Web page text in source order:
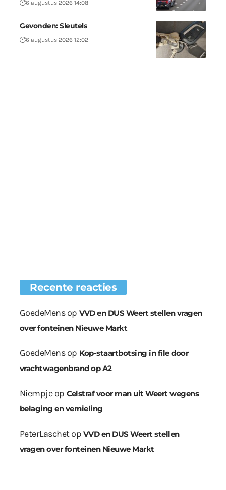
6 augustus 2026 14:08
Gevonden: Sleutels
6 augustus 2026 12:02
Recente reacties
GoedeMensop VVD en DUS Weert stellen vragen
over fonteinen Nieuwe Markt
GoedeMensop Kop-staartbotsing in file door
vrachtwagenbrand op A2
Niempjeop Celstraf voor man uit Weert wegens
belaging en vernieling
PeterLaschetop VVD en DUS Weert stellen
vragen over fonteinen Nieuwe Markt